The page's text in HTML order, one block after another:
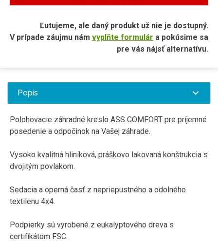
Ľutujeme, ale daný produkt už nie je dostupný.
V prípade záujmu nám vyplňte formulár a pokúsime sa
pre vás nájsť alternatívu.
Popis
Polohovacie záhradné kreslo ASS COMFORT pre príjemné
posedenie a odpočinok na Vašej záhrade.
Vysoko kvalitná hliníková, práškovo lakovaná konštrukcia s
dvojitým povlakom.
Sedacia a operná časť z nepriepustného a odolného
textilenu 4x4.
Podpierky sú vyrobené z eukalyptového dreva s
certifikátom FSC.